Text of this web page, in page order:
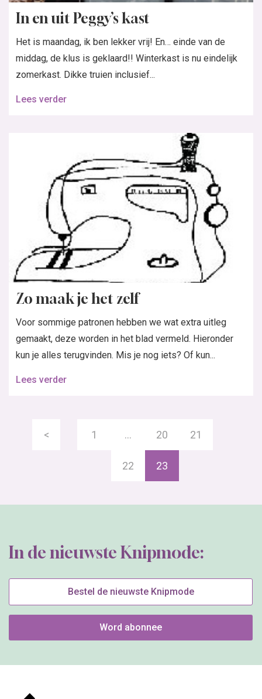
In en uit Peggy’s kast
Het is maandag, ik ben lekker vrij! En… einde van de
middag, de klus is geklaard!! Winterkast is nu eindelijk
zomerkast. Dikke truien inclusief...
Lees verder
Zo maak je het zelf
Voor sommige patronen hebben we wat extra uitleg
gemaakt, deze worden in het blad vermeld. Hieronder
kun je alles terugvinden. Mis je nog iets? Of kun...
Lees verder
< 1 … 20 21
22 23
In de nieuwste Knipmode:
Bestel de nieuwste Knipmode
Word abonnee